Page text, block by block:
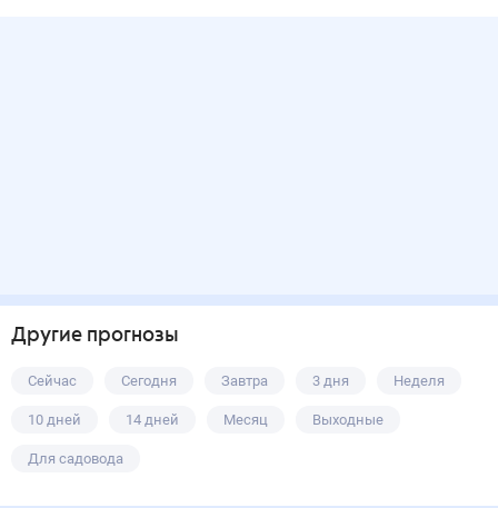
Другие прогнозы
Сейчас Сегодня Завтра 3 дня Неделя
10 дней 14 дней Месяц Выходные
Для садовода